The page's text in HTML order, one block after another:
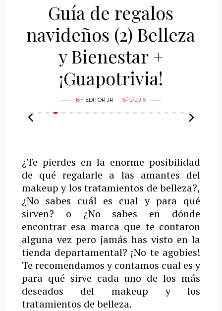
Guía de regalos
navideños (2) Belleza
y Bienestar +
¡Guapotrivia!
BY EDITOR JR 16/12/2016
¿Te pierdes en la enorme posibilidad
de qué regalarle a las amantes del
makeup y los tratamientos de belleza?,
¿No sabes cuál es cual y para qué
sirven? o ¿No sabes en dónde
encontrar esa marca que te contaron
alguna vez pero jamás has visto en la
tienda departamental? ¡No te agobies!
Te recomendamos y contamos cual es y
para qué sirve cada uno de los más
deseados del makeup y los
tratamientos de belleza.